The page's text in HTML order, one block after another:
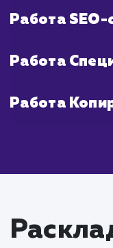
стабильное
на Яндекс
Что